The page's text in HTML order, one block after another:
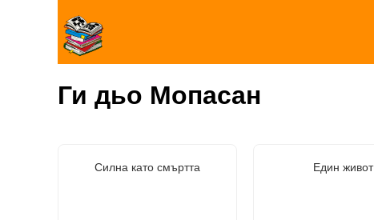
Ги дьо Мопасан
Силна като смъртта Един живот